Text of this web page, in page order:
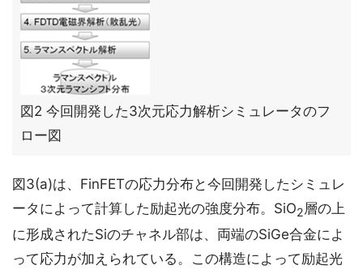
図2 今回開発した3次元応力解析シミュレータのフ
ロー図
図3(a)は、FinFETの応力分布と今回開発したシミュレ
ータによって計算した励起光の強度分布。SiO2層の上
に形成されたSiのチャネル部は、両端のSiGe合金によ
って応力が加えられている。この構造によって励起光